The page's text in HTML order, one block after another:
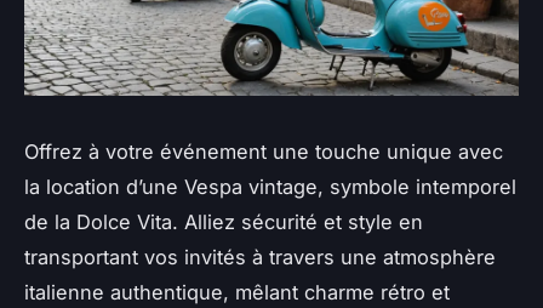
Offrez à votre événement une touche unique avec
la location d’une Vespa vintage, symbole intemporel
de la Dolce Vita. Alliez sécurité et style en
transportant vos invités à travers une atmosphère
italienne authentique, mêlant charme rétro et